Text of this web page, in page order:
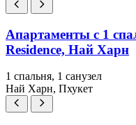
Апартаменты с 1
Residence, Най Харн
1 спальня, 1 санузел
Най Харн, Пхукет